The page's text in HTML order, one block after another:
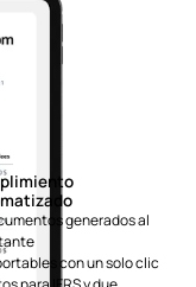
generados al
con un solo clic